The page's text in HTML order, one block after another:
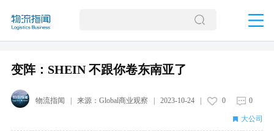
变阵：SHEIN 不跟你卷东南亚了
物流指闻 | 来源： Global商业观察 2023-10-24| 0 0
大公司